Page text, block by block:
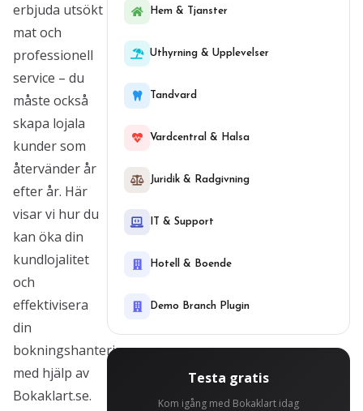
erbjuda utsökt
mat och
professionell
service – du
måste också
skapa lojala
kunder som
återvänder år
efter år. Här
visar vi hur du
kan öka din
kundlojalitet
och
effektivisera
din
bokningshantering
med hjälp av
Bokaklart.se.
Hem & Tjanster
Uthyrning & Upplevelser
Tandvard
Vardcentral & Halsa
Juridik & Radgivning
IT & Support
Hotell & Boende
Demo Branch Plugin
Testa gratis
Kom igång med Bokaklart idag